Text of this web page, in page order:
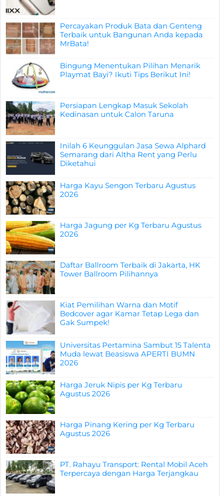
Percayakan Produk Bata dan Genteng
Terbaik untuk Bangunan Anda kepada
MrBata!
Bingung Menentukan Pilihan Menarik
Playmat Bayi? Ikuti Tips Berikut Ini!
Persiapan Lengkap Masuk Sekolah
Kedinasan untuk Calon Taruna
Inilah 6 Keunggulan Jasa Sewa Alphard
Semarang dari Altha Rent yang Perlu
Diketahui
Harga Kayu Sengon Terbaru Agustus
2026
Harga Jagung per Kg Terbaru Agustus
2026
Daftar Ballroom Terbaik di Jakarta, HK
Tower Ballroom Pilihannya
Kiat Pemilihan Warna dan Motif
Bedcover agar Kamar Tetap Lega dan
Gak Sumpek!
Universitas Pertamina Sambut 15 Talenta
Muda lewat Beasiswa APERTI BUMN
2026
Harga Jeruk Nipis per Kg Terbaru
Agustus 2026
Harga Pinang Kering per Kg Terbaru
Agustus 2026
PT. Rahayu Transport: Rental Mobil Aceh
Terpercaya dengan Harga Terjangkau